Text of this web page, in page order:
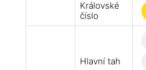
Královské
číslo
Hlavní tah